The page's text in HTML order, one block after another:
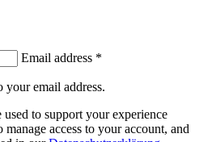
Email address *
email address.
to support your experience
access to your account, and